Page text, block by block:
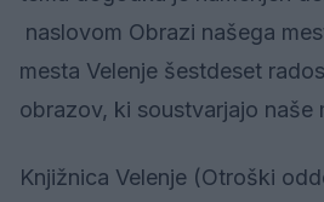
naslovom Obrazi našega
mesta Velenje šestdeset
obrazov, ki soustvarjajo naše
Knjižnica Velenje (Otroški